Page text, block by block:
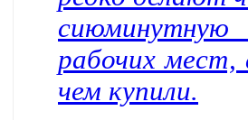
рабочих
чем купили.